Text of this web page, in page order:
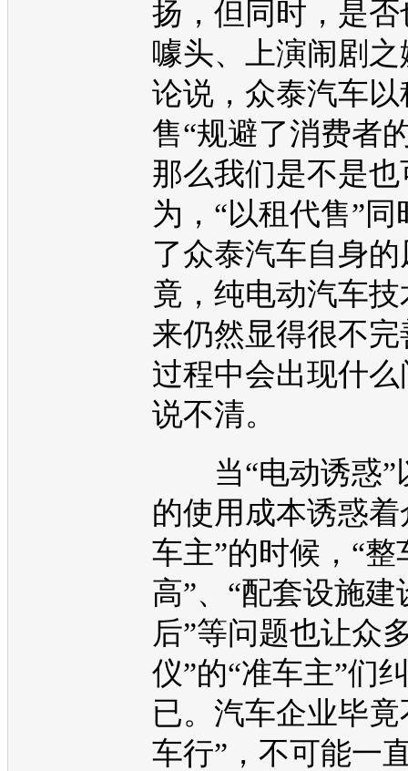
扬，但同时，是
噱头、上演闹剧
论说， 众泰汽车以
售“规避了消费者
那么我们是不是
为，“以租代售”同
了众泰汽车自身
竟，纯电动汽车技
来仍然显得很不
过程中会出现什
说不清。
当“电动诱惑”
的使用成本诱惑着
车主”的时候，“整
高”、“配套设施建
后”等问题也让众
仪”的“准车主”们
已。 汽车企业毕竟
车行”，不可能一